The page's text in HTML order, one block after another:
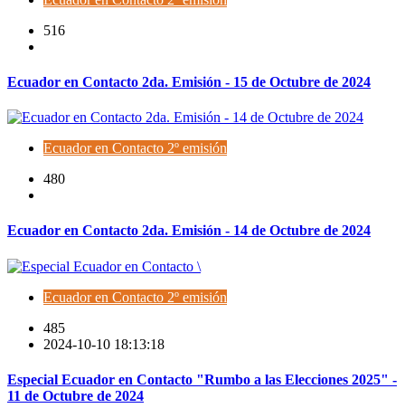
516
Ecuador en Contacto 2da. Emisión - 15 de Octubre de 2024
Ecuador en Contacto 2º emisión
480
Ecuador en Contacto 2da. Emisión - 14 de Octubre de 2024
Ecuador en Contacto 2º emisión
485
2024-10-10 18:13:18
Especial Ecuador en Contacto "Rumbo a las Elecciones 2025" -
11 de Octubre de 2024